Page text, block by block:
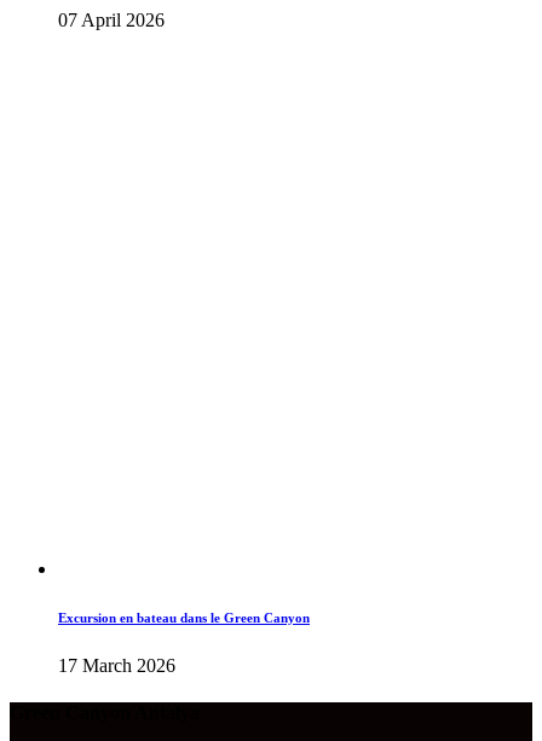
07 April 2026
Excursion en bateau dans le Green Canyon
17 March 2026